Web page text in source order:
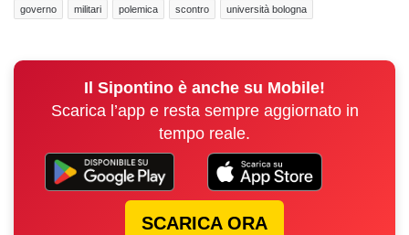
governo militari polemica scontro università bologna
Il Sipontino è anche su Mobile!
Scarica l’app e resta sempre aggiornato in
tempo reale.
SCARICA ORA